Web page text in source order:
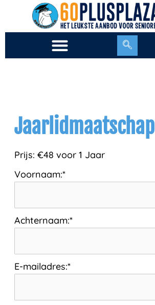
de
Jaarlidmaatschap
Prijs: €48 voor 1 Jaar
Voornaam:*
Achternaam:*
E-mailadres:*